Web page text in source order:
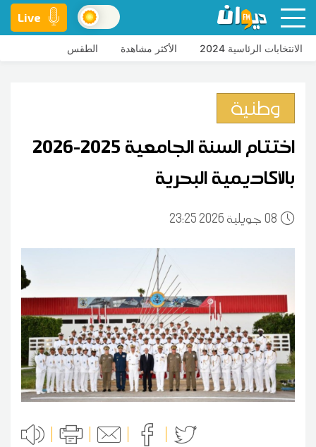
Live
الانتخابات الرئاسية 2024 الأكثر مشاهدة الطقس
وطنية
اختتام السنة الجامعية 2025-2026
بالأكاديمية البحرية
0823:25 2026 جويلية